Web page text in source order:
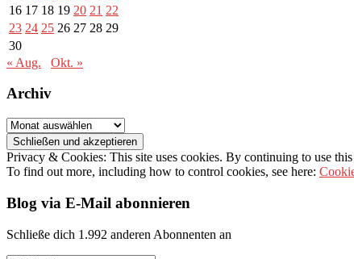
16 17 18 19 20 21 22
23 24 25 26 27 28 29
30
« Aug.
Okt. »
Archiv
Archiv
Privacy & Cookies: This site uses cookies. By continuing to use
To find out more, including how to control cookies, see here:
Blog via E-Mail abonnieren
Schließe dich 1.992 anderen Abonnenten an